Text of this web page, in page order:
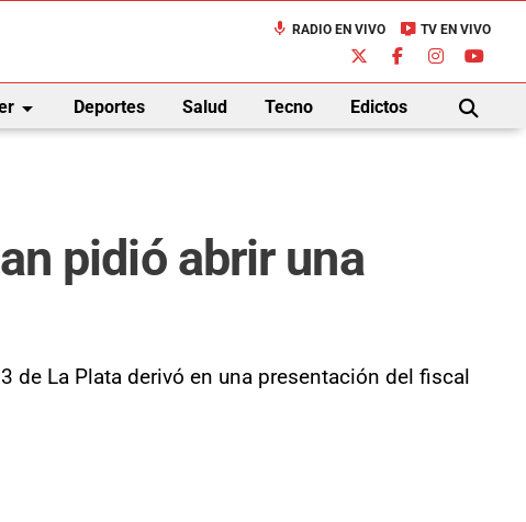
mic RADIO EN VIVO live_tv TV EN VIVO
arrow_drop_down Deportes Salud Tecno Edictos
BUSCAR
pidió abrir una
de La Plata derivó en una presentación del fiscal